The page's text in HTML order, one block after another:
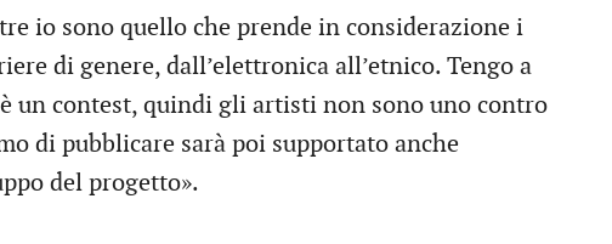
io sono quello che prende in considerazione i
di genere, dall’elettronica all’etnico. Tengo a
un contest, quindi gli artisti non sono uno contro
di pubblicare sarà poi supportato anche
del progetto».